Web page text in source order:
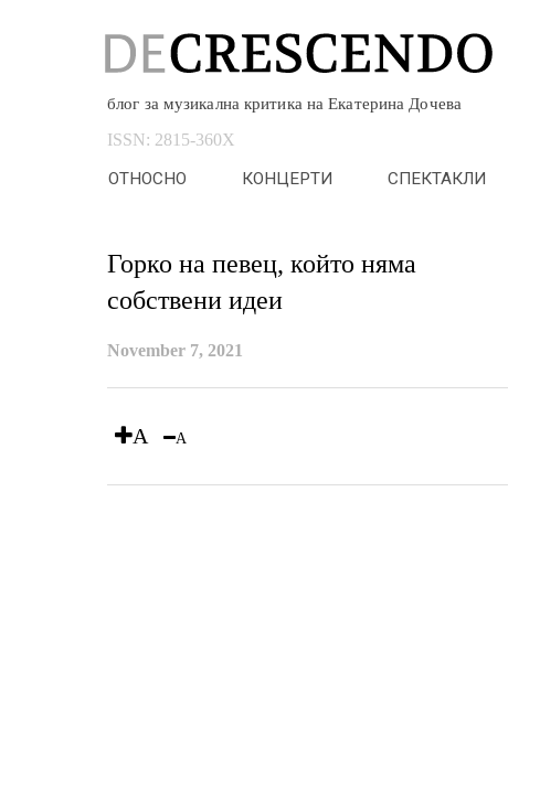
блог за музикална критика на Екатерина Дочева
ISSN: 2815-360X
ОТНОСНО КОНЦЕРТИ СПЕКТАКЛИ
Горко на певец, който няма
собствени идеи
November 7, 2021
A A